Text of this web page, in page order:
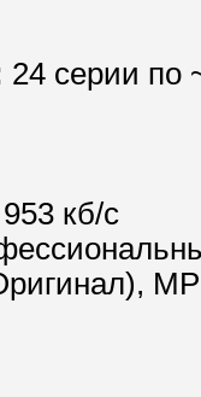
24 серии по
кб/с